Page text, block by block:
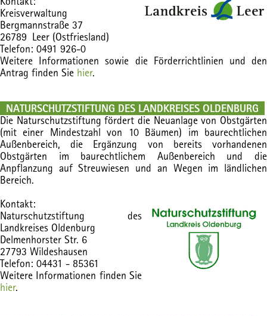
Kreisverwaltung
Bergmannstraße 37
26789 Leer (Ostfriesland)
Telefon: 0491 926-0
Weitere Informationen sowie die Förderrichtlinien und den
Antrag finden Sie hier.
NATURSCHUTZSTIFTUNG DES LANDKREISES OLDENBURG
Die Naturschutzstiftung fördert die Neuanlage von Obstgärten
(mit einer Mindestzahl von 10 Bäumen) im baurechtlichen
Außenbereich, die Ergänzung von bereits vorhandenen
Obstgärten im baurechtlichem Außenbereich und die
Anpflanzung auf Streuwiesen und an Wegen im ländlichen
Bereich.
Kontakt:
Naturschutzstiftung des
Landkreises Oldenburg
Delmenhorster Str. 6
27793 Wildeshausen
Telefon: 04431 - 85361
Weitere Informationen finden Sie
hier.